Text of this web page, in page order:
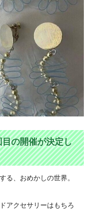
の開催が決定し
る、おめかしの世界。
アクセサリーはもちろ